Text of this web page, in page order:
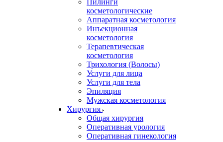
Пилинги
косметологические
Аппаратная косметология
Инъекционная
косметология
Терапевтическая
косметология
Трихология (Волосы)
Услуги для лица
Услуги для тела
Эпиляция
Мужская косметология
Хирургия
Общая хирургия
Оперативная урология
Оперативная гинекология